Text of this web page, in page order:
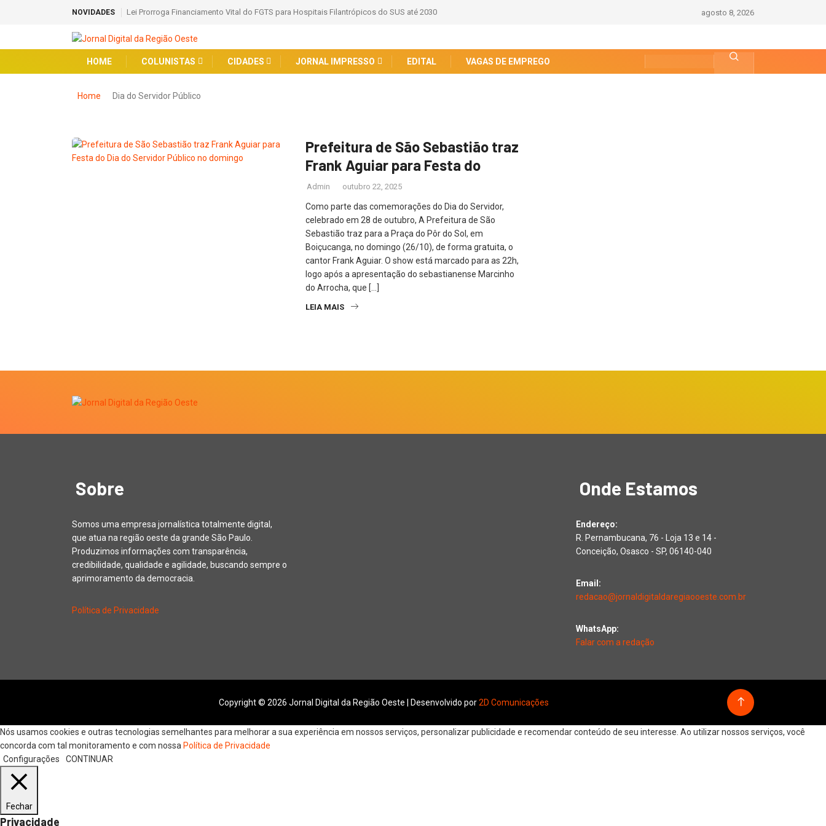
NOVIDADES Lei Prorroga Financiamento Vital do FGTS para Hospitais Filantrópicos do SUS até 2030 agosto 8, 2026
HOME COLUNISTAS CIDADES JORNAL IMPRESSO EDITAL VAGAS DE EMPREGO
Home Dia do Servidor Público
Prefeitura de São Sebastião traz
Frank Aguiar para Festa do
Admin outubro 22, 2025
Como parte das comemorações do Dia do Servidor,
celebrado em 28 de outubro, A Prefeitura de São
Sebastião traz para a Praça do Pôr do Sol, em
Boiçucanga, no domingo (26/10), de forma gratuita, o
cantor Frank Aguiar. O show está marcado para as 22h,
logo após a apresentação do sebastianense Marcinho
do Arrocha, que […]
LEIA MAIS
Sobre
Somos uma empresa jornalística totalmente digital,
que atua na região oeste da grande São Paulo.
Produzimos informações com transparência,
credibilidade, qualidade e agilidade, buscando sempre o
aprimoramento da democracia.
Política de Privacidade
Onde Estamos
Endereço:
R. Pernambucana, 76 - Loja 13 e 14 -
Conceição, Osasco - SP, 06140-040
Email:
redacao@jornaldigitaldaregiaooeste.com.br
WhatsApp:
Falar com a redação
Copyright © 2026 Jornal Digital da Região Oeste | Desenvolvido por2D Comunicações
Nós usamos cookies e outras tecnologias semelhantes para melhorar a sua experiência em nossos serviços, personalizar publicidade e recomendar conteúdo de seu interesse. Ao utilizar nossos serviços, você
concorda com tal monitoramento e com nossa Política de Privacidade
Configurações
CONTINUAR
Fechar
Privacidade